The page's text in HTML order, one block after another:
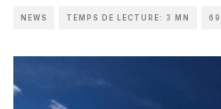
NEWS TEMPS DE LECTURE: 3 MN 69